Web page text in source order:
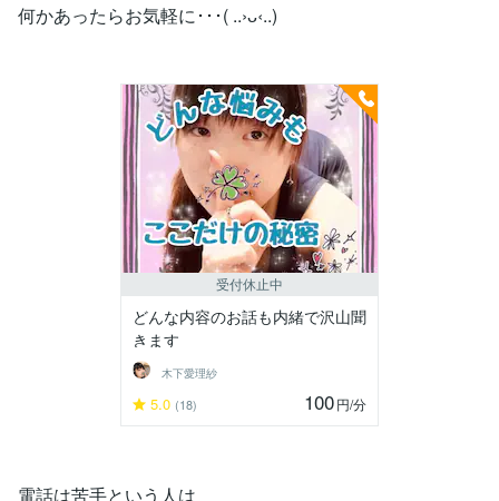
何かあったらお気軽に･･･( ..›ᴗ‹..)
受付休止中
どんな内容のお話も内緒で沢山聞
きます
木下愛理紗
5.0 (18) 100円/分
電話は苦手という人は